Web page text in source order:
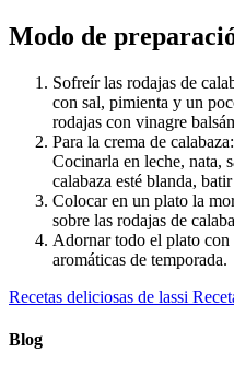
Modo de
Sofreír las rodajas de
con sal, pimienta y un
rodajas con vinagre
Para la crema de
Cocinarla en leche, nata,
calabaza esté blanda,
Colocar en un plato la
sobre las rodajas de
Adornar todo el plato
aromáticas de temporada.
Recetas deliciosas de lassi
Blog